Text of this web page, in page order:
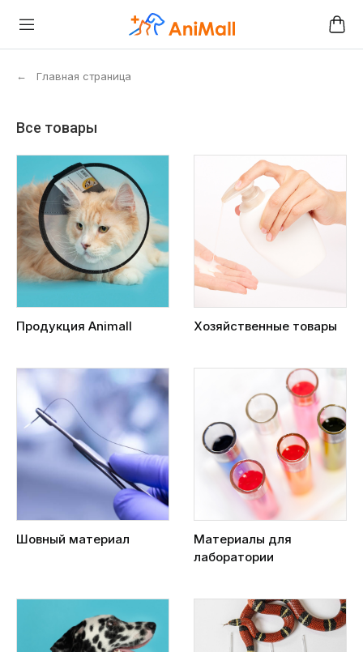
← Главная страница
Все товары
Продукция Animall Хозяйственные товары
Шовный материал
Материалы для
лаборатории